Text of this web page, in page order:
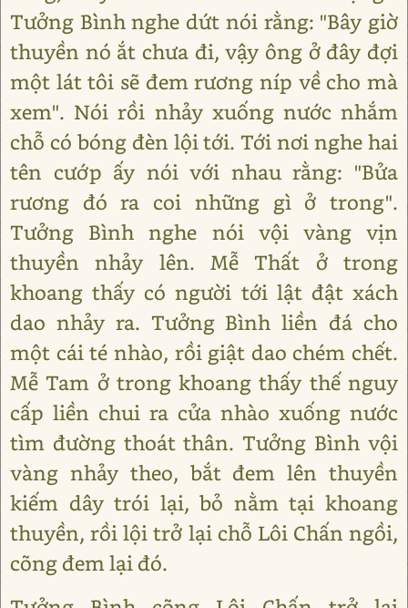
Tưởng Bình nghe dứt nói rằng: "Bây giờ
thuyền nó ắt chưa đi, vậy ông ở đây đợi
một lát tôi sẽ đem rương níp về cho mà
xem". Nói rồi nhảy xuống nước nhắm
chỗ có bóng đèn lội tới. Tới nơi nghe hai
tên cướp ấy nói với nhau rằng: "Bửa
rương đó ra coi những gì ở trong".
Tưởng Bình nghe nói vội vàng vịn
thuyền nhảy lên. Mễ Thất ở trong
khoang thấy có người tới lật đật xách
dao nhảy ra. Tưởng Bình liền đá cho
một cái té nhào, rồi giật dao chém chết.
Mễ Tam ở trong khoang thấy thế nguy
cấp liền chui ra cửa nhào xuống nước
tìm đường thoát thân. Tưởng Bình vội
vàng nhảy theo, bắt đem lên thuyền
kiếm dây trói lại, bỏ nằm tại khoang
thuyền, rồi lội trở lại chỗ Lôi Chấn ngồi,
cõng đem lại đó.